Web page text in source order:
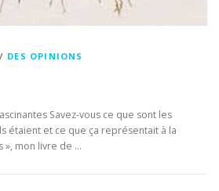
/ DES OPINIONS
Savez-vous ce que sont les
étaient et ce que ça représentait à la
», mon livre de …